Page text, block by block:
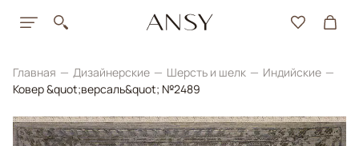
Главная Дизайнерские Шерсть и шелк
Индийские
Ковер &quot;версаль&quot; №2489